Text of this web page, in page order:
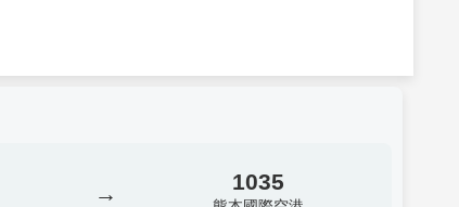
→ 1035